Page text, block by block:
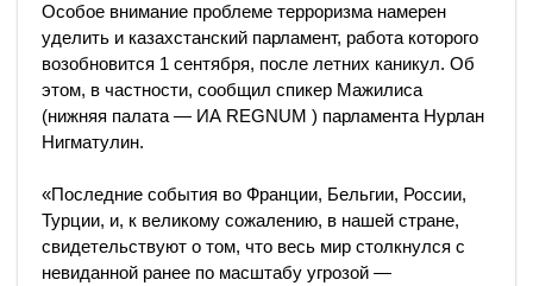
Особое внимание проблеме терроризма намерен
уделить и казахстанский парламент, работа которого
возобновится 1 сентября, после летних каникул. Об
этом, в частности, сообщил спикер Мажилиса
(нижняя палата — ИА REGNUM ) парламента Нурлан
Нигматулин.
«Последние события во Франции, Бельгии, России,
Турции, и, к великому сожалению, в нашей стране,
свидетельствуют о том, что весь мир столкнулся с
невиданной ранее по масштабу угрозой —